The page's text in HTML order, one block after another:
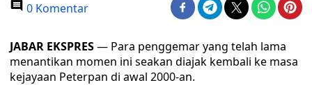
0 Komentar
JABAR EKSPRES— Para penggemar yang telah lama
menantikan momen ini seakan diajak kembali ke masa
kejayaan Peterpan di awal 2000-an.